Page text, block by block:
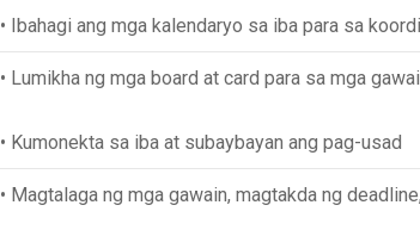
• Ibahagi ang mga kalendaryo sa iba para sa
• Lumikha ng mga board at card para sa mga
• Kumonekta sa iba at subaybayan ang pag-usad
• Magtalaga ng mga gawain, magtakda ng